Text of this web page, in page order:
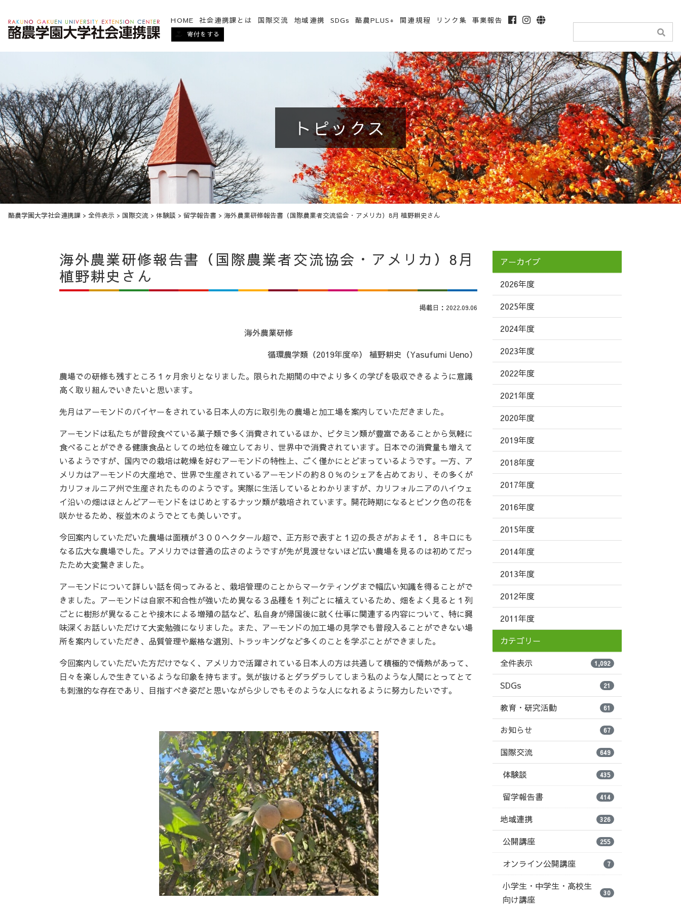
HOME 社会連携課とは 国際交流 地域連携 SDGs 酪農PLUS+ 関連規程 リンク集 事業報告
寄付をする
トピックス
酪農学園大学社会連携課 > 全件表示 > 国際交流 > 体験談 > 留学報告書 > 海外農業研修報告書（国際農業者交流協会・アメリカ）8月 植野耕史さん
海外農業研修報告書（国際農業者交流協会・アメリカ）8月
植野耕史さん
掲載日：2022.09.06
海外農業研修
循環農学類（2019年度卒） 植野耕史（Yasufumi Ueno）
農場での研修も残すところ１ヶ月余りとなりました。限られた期間の中でより多くの学びを吸収できるように意識
高く取り組んでいきたいと思います。
先月はアーモンドのバイヤーをされている日本人の方に取引先の農場と加工場を案内していただきました。
アーモンドは私たちが普段食べている菓子類で多く消費されているほか、ビタミン類が豊富であることから気軽に
食べることができる健康食品としての地位を確立しており、世界中で消費されています。日本での消費量も増えて
いるようですが、国内での栽培は乾燥を好むアーモンドの特性上、ごく僅かにとどまっているようです。一方、ア
メリカはアーモンドの大産地で、世界で生産されているアーモンドの約８０％のシェアを占めており、その多くが
カリフォルニア州で生産されたもののようです。実際に生活しているとわかりますが、カリフォルニアのハイウェ
イ沿いの畑はほとんどアーモンドをはじめとするナッツ類が栽培されています。開花時期になるとピンク色の花を
咲かせるため、桜並木のようでとても美しいです。
今回案内していただいた農場は面積が３００ヘクタール超で、正方形で表すと１辺の長さがおよそ１．８キロにも
なる広大な農場でした。アメリカでは普通の広さのようですが先が見渡せないほど広い農場を見るのは初めてだっ
たため大変驚きました。
アーモンドについて詳しい話を伺ってみると、栽培管理のことからマーケティングまで幅広い知識を得ることがで
きました。アーモンドは自家不和合性が強いため異なる３品種を１列ごとに植えているため、畑をよく見ると１列
ごとに樹形が異なることや接木による増殖の話など、私自身が帰国後に就く仕事に関連する内容について、特に興
味深くお話しいただけて大変勉強になりました。また、アーモンドの加工場の見学でも普段入ることができない場
所を案内していただき、品質管理や厳格な選別、トラッキングなど多くのことを学ぶことができました。
今回案内していただいた方だけでなく、アメリカで活躍されている日本人の方は共通して積極的で情熱があって、
日々を楽しんで生きているような印象を持ちます。気が抜けるとダラダラしてしまう私のような人間にとってとて
も刺激的な存在であり、目指すべき姿だと思いながら少しでもそのような人になれるように努力したいです。
アーカイブ
2026年度
2025年度
2024年度
2023年度
2022年度
2021年度
2020年度
2019年度
2018年度
2017年度
2016年度
2015年度
2014年度
2013年度
2012年度
2011年度
カテゴリー
全件表示
1,092
SDGs 21
教育・研究活動 61
お知らせ 67
国際交流 649
体験談 435
留学報告書 414
地域連携 326
公開講座 255
オンライン公開講座 7
小学生・中学生・高校生
向け講座
30